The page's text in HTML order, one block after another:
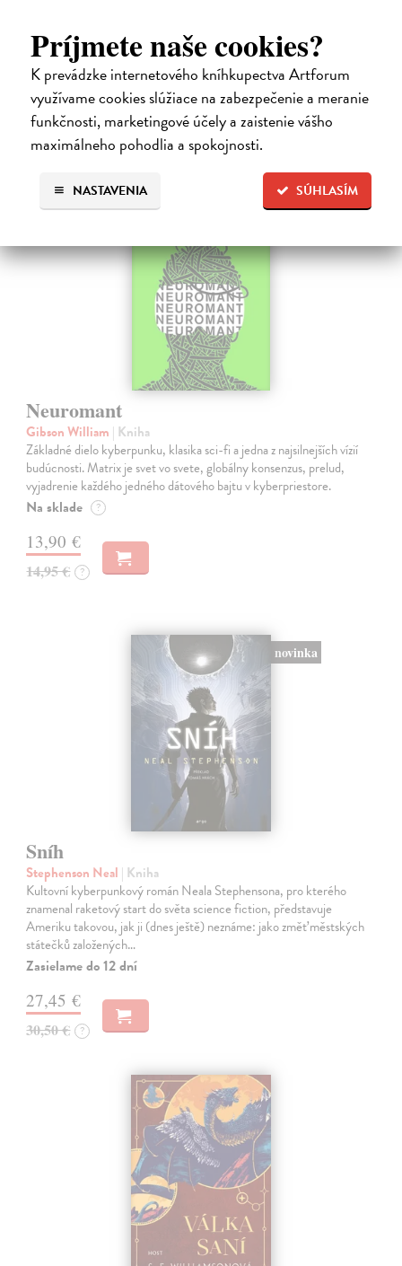
Príjmete naše cookies?
K prevádzke internetového kníhkupectva Artforum
využívame cookies slúžiace na zabezpečenie a meranie
funkčnosti, marketingové účely a zaistenie vášho
maximálneho pohodlia a spokojnosti.
SÚHLASÍM
NASTAVENIA
obrovských armád, ktoré riadi zo svojej železnej pevnosti.
Na sklade
18,55 €
19,95 € ?
na sklade
Neuromant
Gibson William | Kniha
Základné dielo kyberpunku, klasika sci-fi a jedna z najsilnejších vízií
budúcnosti. Matrix je svet vo svete, globálny konsenzus, prelud,
vyjadrenie každého jedného dátového bajtu v kyberpriestore.
Na sklade ?
13,90 €
14,95 € ?
novinka
Sníh
Stephenson Neal | Kniha
Kultovní kyberpunkový román Neala Stephensona, pro kterého
znamenal raketový start do světa science fiction, představuje
Ameriku takovou, jak ji (dnes ještě) neznáme: jako změť městských
státečků založených…
Zasielame do 12 dní
27,45 €
30,50 € ?